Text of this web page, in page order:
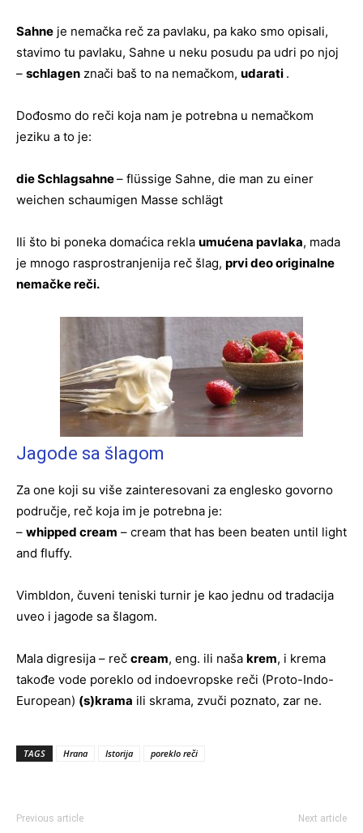
Sahne je nemačka reč za pavlaku, pa kako smo opisali,
stavimo tu pavlaku, Sahne u neku posudu pa udri po njoj
– schlagen znači baš to na nemačkom, udarati .
Dođosmo do reči koja nam je potrebna u nemačkom
jeziku a to je:
die Schlagsahne– flüssige Sahne, die man zu einer
weichen schaumigen Masse schlägt
Ili što bi poneka domaćica rekla umućena pavlaka, mada
je mnogo rasprostranjenija reč šlag, prvi deo originalne
nemačke reči.
Jagode sa šlagom
Za one koji su više zainteresovani za englesko govorno
područje, reč koja im je potrebna je:
– whipped cream – cream that has been beaten until light
and fluffy.
Vimbldon, čuveni teniski turnir je kao jednu od tradacija
uveo i jagode sa šlagom.
Mala digresija – reč cream, eng. ili naša krem, i krema
takođe vode poreklo od indoevropske reči (Proto-Indo-
European) (s)krama ili skrama, zvuči poznato, zar ne.
TAGS Hrana Istorija poreklo reči
Previous article Next article